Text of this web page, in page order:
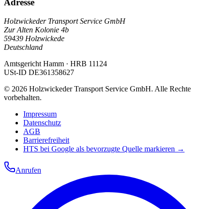
Adresse
Holzwickeder Transport Service GmbH
Zur Alten Kolonie 4b
59439 Holzwickede
Deutschland
Amtsgericht Hamm · HRB 11124
USt-ID DE361358627
© 2026 Holzwickeder Transport Service GmbH. Alle Rechte
vorbehalten.
Impressum
Datenschutz
AGB
Barrierefreiheit
HTS bei Google als bevorzugte Quelle markieren →
Anrufen